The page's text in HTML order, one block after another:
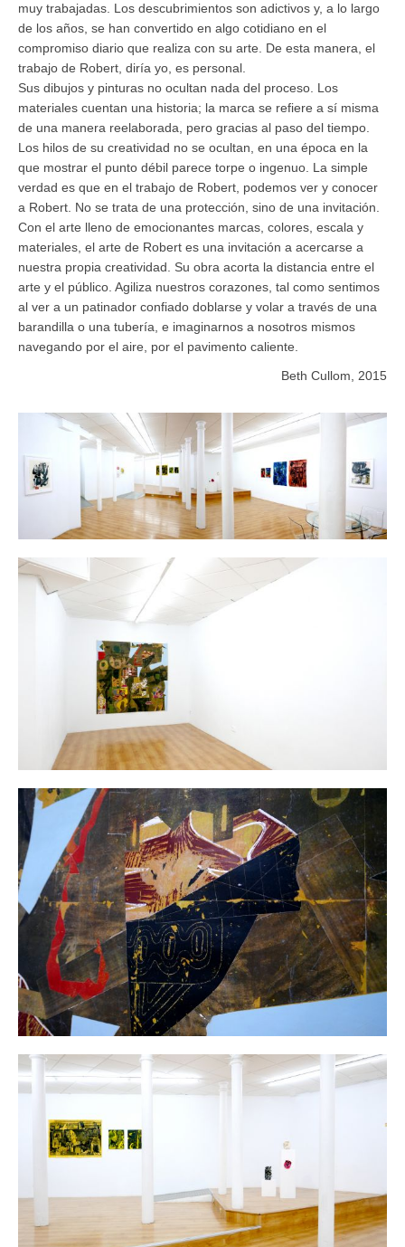
muy trabajadas. Los descubrimientos son adictivos y, a lo largo
de los años, se han convertido en algo cotidiano en el
compromiso diario que realiza con su arte. De esta manera, el
trabajo de Robert, diría yo, es personal.
Sus dibujos y pinturas no ocultan nada del proceso. Los
materiales cuentan una historia; la marca se refiere a sí misma
de una manera reelaborada, pero gracias al paso del tiempo.
Los hilos de su creatividad no se ocultan, en una época en la
que mostrar el punto débil parece torpe o ingenuo. La simple
verdad es que en el trabajo de Robert, podemos ver y conocer
a Robert. No se trata de una protección, sino de una invitación.
Con el arte lleno de emocionantes marcas, colores, escala y
materiales, el arte de Robert es una invitación a acercarse a
nuestra propia creatividad. Su obra acorta la distancia entre el
arte y el público. Agiliza nuestros corazones, tal como sentimos
al ver a un patinador confiado doblarse y volar a través de una
barandilla o una tubería, e imaginarnos a nosotros mismos
navegando por el aire, por el pavimento caliente.
Beth Cullom, 2015